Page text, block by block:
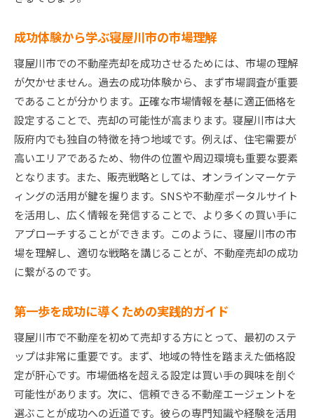
成功を目指すためのステップバイステップガイ
賢い選択で寝屋川市不動産売却をスムーズに進める
方法
賢い選択をするための情報収集法
寝屋川市でのスムーズな売却を支える選択肢
効率的な売却を促進するための決定要因
選択の幅を広げるための市場知識
スムーズなプロセスを実現するためのコツ
寝屋川市不動産売却を円滑にするための賢い選
択
成功体験から学ぶ寝屋川市の市場理解
寝屋川市での不動産売却を成功させるためには、市場の理解
が欠かせません。過去の成功体験から、まず市場調査が重要
であることが分かります。正確な市場情報を基に適正価格を
設定することで、売却の可能性が高まります。寝屋川市は大
阪府内でも独自の特徴を持つ地域です。例えば、住宅需要が
高いエリアであるため、物件の位置や周辺環境も重要な要素
となります。また、販売戦略としては、オンラインマーケテ
ィングの活用が鍵を握ります。SNSや不動産ポータルサイト
を活用し、広く情報を発信することで、より多くの買い手に
アプローチすることができます。このように、寝屋川市の市
場を理解し、適切な戦略を講じることが、不動産売却の成功
に繋がるのです。
第一歩を成功に導くための実践的ガイド
寝屋川市で不動産を初めて売却する方にとって、最初のステ
ップは非常に重要です。まず、地域の特性を踏まえた価格設
定が肝心です。市場価格を超える設定は買い手の興味を削ぐ
可能性があります。次に、信頼できる不動産エージェントを
選ぶことが成功への近道です。彼らの専門知識や経験を活用